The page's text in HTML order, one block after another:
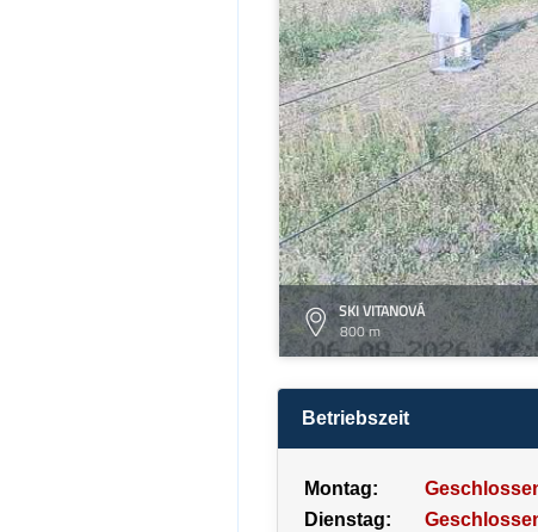
SKI VITANOVÁ
800 m
Betriebszeit
Montag:
Dienstag: